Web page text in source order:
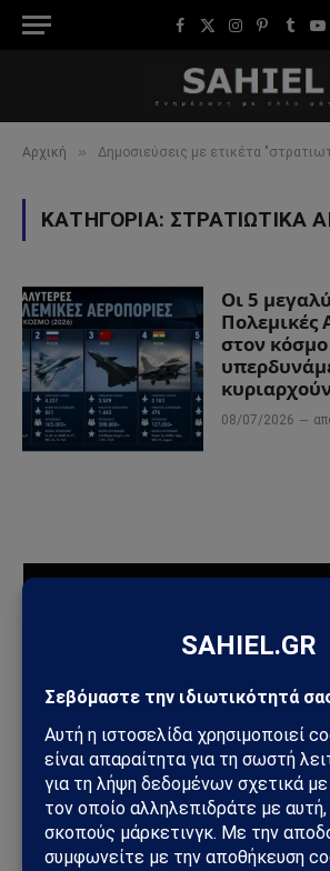
Facebook
X
Instagram
Pinterest
Tumblr
Αρχική » Δημοσιεύσεις με ετικέτα
ΚΑΤΗΓΟΡΊΑ: ΣΤΡΑΤΙΩΤΙΚΆ
Οι 5
Πολεμικές
στον
08/07/2026
ΠΡΟΣΦΑΤΑ ΑΡΘΡΑ
Ηλεκτρική διασύνδεση Ελλάδας–Κύπρου:
γεωπολιτικό παιχνίδι
Σαουδική Αραβία – Υεμένη: Το Ριάντ
στρατιωτική επιχείρηση – Στο
Bab al-Mandab
Φωτιά στη Δυτική Αττική: Πύρινος
Εκκενώσεις με 112 και μάχη με τις φλόγες